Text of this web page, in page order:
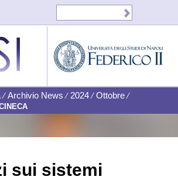
⁄ Archivio News ⁄ 2024 ⁄ Ottobre ⁄
sui sistemi